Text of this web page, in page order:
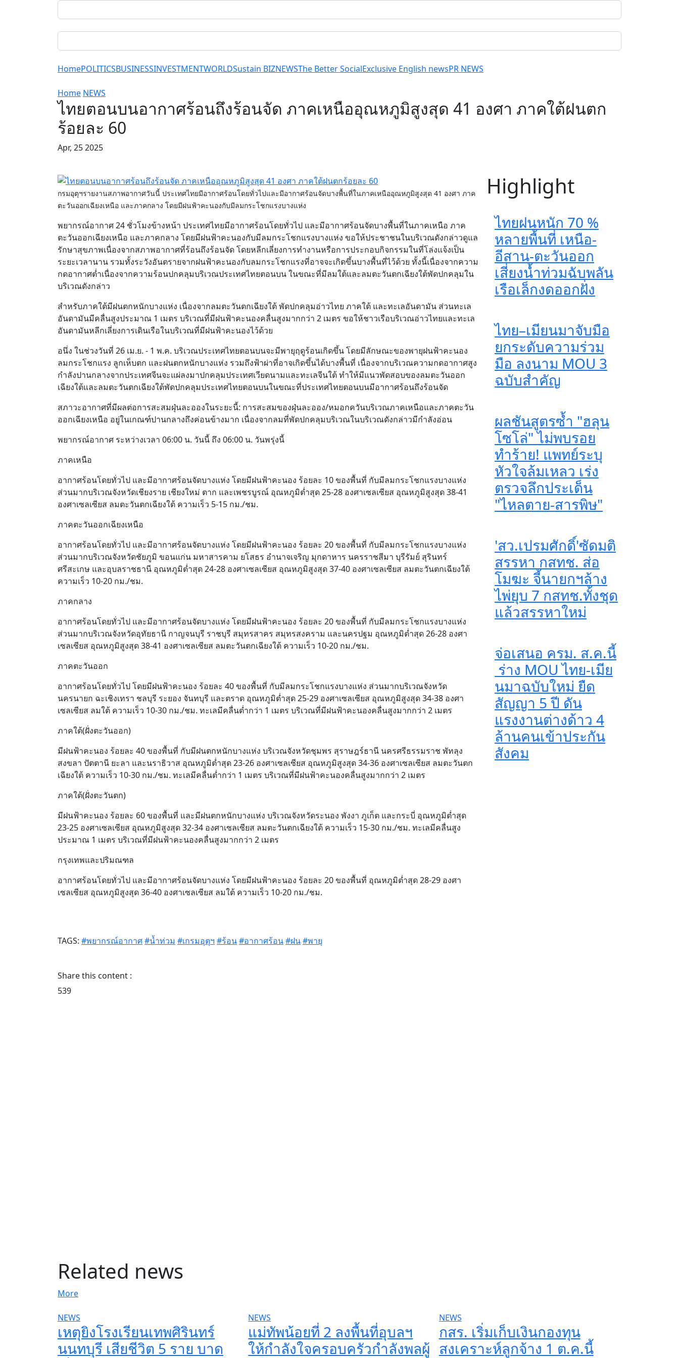
HomePOLITICSBUSINESSINVESTMENTWORLDSustain BIZNEWSThe Better SocialExclusive English newsPR NEWS
Home NEWS
ไทยตอนบนอากาศร้อนถึงร้อนจัด ภาคเหนืออุณหภูมิสูงสุด 41 องศา ภาคใต้ฝนตก
ร้อยละ 60
Apr, 25 2025
กรมอุตุฯรายงานสภาพอากาศวันนี้ ประเทศไทยมีอากาศร้อนโดยทั่วไปและมีอากาศร้อนจัดบางพื้นที่ในภาคเหนืออุณหภูมิสูงสุด 41 องศา ภาค
ตะวันออกเฉียงเหนือ และภาคกลาง โดยมีฝนฟ้าคะนองกับมีลมกระโชกแรงบางแห่ง
พยากรณ์อากาศ 24 ชั่วโมงข้างหน้า ประเทศไทยมีอากาศร้อนโดยทั่วไป และมีอากาศร้อนจัดบางพื้นที่ในภาคเหนือ ภาค
ตะวันออกเฉียงเหนือ และภาคกลาง โดยมีฝนฟ้าคะนองกับมีลมกระโชกแรงบางแห่ง ขอให้ประชาชนในบริเวณดังกล่าวดูแล
รักษาสุขภาพเนื่องจากสภาพอากาศที่ร้อนถึงร้อนจัด โดยหลีกเลี่ยงการทำงานหรือการประกอบกิจกรรมในที่โล่งแจ้งเป็น
ระยะเวลานาน รวมทั้งระวังอันตรายจากฝนฟ้าคะนองกับลมกระโชกแรงที่อาจจะเกิดขึ้นบางพื้นที่ไว้ด้วย ทั้งนี้เนื่องจากความ
กดอากาศต่ำเนื่องจากความร้อนปกคลุมบริเวณประเทศไทยตอนบน ในขณะที่มีลมใต้และลมตะวันตกเฉียงใต้พัดปกคลุมใน
บริเวณดังกล่าว
สำหรับภาคใต้มีฝนตกหนักบางแห่ง เนื่องจากลมตะวันตกเฉียงใต้ พัดปกคลุมอ่าวไทย ภาคใต้ และทะเลอันดามัน ส่วนทะเล
อันดามันมีคลื่นสูงประมาณ 1 เมตร บริเวณที่มีฝนฟ้าคะนองคลื่นสูงมากกว่า 2 เมตร ขอให้ชาวเรือบริเวณอ่าวไทยและทะเล
อันดามันหลีกเลี่ยงการเดินเรือในบริเวณที่มีฝนฟ้าคะนองไว้ด้วย
อนึ่ง ในช่วงวันที่ 26 เม.ย. - 1 พ.ค. บริเวณประเทศไทยตอนบนจะมีพายุฤดูร้อนเกิดขึ้น โดยมีลักษณะของพายุฝนฟ้าคะนอง
ลมกระโชกแรง ลูกเห็บตก และฝนตกหนักบางแห่ง รวมถึงฟ้าผ่าที่อาจเกิดขึ้นได้บางพื้นที่ เนื่องจากบริเวณความกดอากาศสูง
กำลังปานกลางจากประเทศจีนจะแผ่ลงมาปกคลุมประเทศเวียดนามและทะเลจีนใต้ ทำให้มีแนวพัดสอบของลมตะวันออก
เฉียงใต้และลมตะวันตกเฉียงใต้พัดปกคลุมประเทศไทยตอนบนในขณะที่ประเทศไทยตอนบนมีอากาศร้อนถึงร้อนจัด
สภาวะอากาศที่มีผลต่อการสะสมฝุ่นละอองในระยะนี้: การสะสมของฝุ่นละออง/หมอกควันบริเวณภาคเหนือและภาคตะวัน
ออกเฉียงเหนือ อยู่ในเกณฑ์ปานกลางถึงค่อนข้างมาก เนื่องจากลมที่พัดปกคลุมบริเวณในบริเวณดังกล่าวมีกำลังอ่อน
พยากรณ์อากาศ ระหว่างเวลา 06:00 น. วันนี้ ถึง 06:00 น. วันพรุ่งนี้
ภาคเหนือ
อากาศร้อนโดยทั่วไป และมีอากาศร้อนจัดบางแห่ง โดยมีฝนฟ้าคะนอง ร้อยละ 10 ของพื้นที่ กับมีลมกระโชกแรงบางแห่ง
ส่วนมากบริเวณจังหวัดเชียงราย เชียงใหม่ ตาก และเพชรบูรณ์ อุณหภูมิต่ำสุด 25-28 องศาเซลเซียส อุณหภูมิสูงสุด 38-41
องศาเซลเซียส ลมตะวันตกเฉียงใต้ ความเร็ว 5-15 กม./ชม.
ภาคตะวันออกเฉียงเหนือ
อากาศร้อนโดยทั่วไป และมีอากาศร้อนจัดบางแห่ง โดยมีฝนฟ้าคะนอง ร้อยละ 20 ของพื้นที่ กับมีลมกระโชกแรงบางแห่ง
ส่วนมากบริเวณจังหวัดชัยภูมิ ขอนแก่น มหาสารคาม ยโสธร อำนาจเจริญ มุกดาหาร นครราชสีมา บุรีรัมย์ สุรินทร์
ศรีสะเกษ และอุบลราชธานี อุณหภูมิต่ำสุด 24-28 องศาเซลเซียส อุณหภูมิสูงสุด 37-40 องศาเซลเซียส ลมตะวันตกเฉียงใต้
ความเร็ว 10-20 กม./ชม.
ภาคกลาง
อากาศร้อนโดยทั่วไป และมีอากาศร้อนจัดบางแห่ง โดยมีฝนฟ้าคะนอง ร้อยละ 20 ของพื้นที่ กับมีลมกระโชกแรงบางแห่ง
ส่วนมากบริเวณจังหวัดอุทัยธานี กาญจนบุรี ราชบุรี สมุทรสาคร สมุทรสงคราม และนครปฐม อุณหภูมิต่ำสุด 26-28 องศา
เซลเซียส อุณหภูมิสูงสุด 38-41 องศาเซลเซียส ลมตะวันตกเฉียงใต้ ความเร็ว 10-20 กม./ชม.
ภาคตะวันออก
อากาศร้อนโดยทั่วไป โดยมีฝนฟ้าคะนอง ร้อยละ 40 ของพื้นที่ กับมีลมกระโชกแรงบางแห่ง ส่วนมากบริเวณจังหวัด
นครนายก ฉะเชิงเทรา ชลบุรี ระยอง จันทบุรี และตราด อุณหภูมิต่ำสุด 25-29 องศาเซลเซียส อุณหภูมิสูงสุด 34-38 องศา
เซลเซียส ลมใต้ ความเร็ว 10-30 กม./ชม. ทะเลมีคลื่นต่ำกว่า 1 เมตร บริเวณที่มีฝนฟ้าคะนองคลื่นสูงมากกว่า 2 เมตร
ภาคใต้(ฝั่งตะวันออก)
มีฝนฟ้าคะนอง ร้อยละ 40 ของพื้นที่ กับมีฝนตกหนักบางแห่ง บริเวณจังหวัดชุมพร สุราษฎร์ธานี นครศรีธรรมราช พัทลุง
สงขลา ปัตตานี ยะลา และนราธิวาส อุณหภูมิต่ำสุด 23-26 องศาเซลเซียส อุณหภูมิสูงสุด 34-36 องศาเซลเซียส ลมตะวันตก
เฉียงใต้ ความเร็ว 10-30 กม./ชม. ทะเลมีคลื่นต่ำกว่า 1 เมตร บริเวณที่มีฝนฟ้าคะนองคลื่นสูงมากกว่า 2 เมตร
ภาคใต้(ฝั่งตะวันตก)
มีฝนฟ้าคะนอง ร้อยละ 60 ของพื้นที่ และมีฝนตกหนักบางแห่ง บริเวณจังหวัดระนอง พังงา ภูเก็ต และกระบี่ อุณหภูมิต่ำสุด
23-25 องศาเซลเซียส อุณหภูมิสูงสุด 32-34 องศาเซลเซียส ลมตะวันตกเฉียงใต้ ความเร็ว 15-30 กม./ชม. ทะเลมีคลื่นสูง
ประมาณ 1 เมตร บริเวณที่มีฝนฟ้าคะนองคลื่นสูงมากกว่า 2 เมตร
กรุงเทพและปริมณฑล
อากาศร้อนโดยทั่วไป และมีอากาศร้อนจัดบางแห่ง โดยมีฝนฟ้าคะนอง ร้อยละ 20 ของพื้นที่ อุณหภูมิต่ำสุด 28-29 องศา
เซลเซียส อุณหภูมิสูงสุด 36-40 องศาเซลเซียส ลมใต้ ความเร็ว 10-20 กม./ชม.
TAGS: #พยากรณ์อากาศ#น้ำท่วม #เกรมอุตุฯ #ร้อน#อากาศร้อน#ฝน#พายุ
Share this content :
539
Highlight
ไทยฝนหนัก 70 %
หลายพื้นที่ เหนือ-
อีสาน-ตะวันออก
เสี่ยงน้ำท่วมฉับพลัน
เรือเล็กงดออกฝั่ง
ไทย–เมียนมาจับมือ
ยกระดับความร่วม
มือ ลงนาม MOU 3
ฉบับสำคัญ
ผลชันสูตรซ้ำ "ฮลุน
โซโล่" ไม่พบรอย
ทำร้าย! แพทย์ระบุ
หัวใจล้มเหลว เร่ง
ตรวจลึกประเด็น
"ไหลตาย-สารพิษ"
'สว.เปรมศักดิ์'ซัดมติ
สรรหา กสทช. ส่อ
โมฆะ จี้นายกฯล้าง
ไพ่ยุบ 7 กสทช.ทั้งชุด
แล้วสรรหาใหม่
จ่อเสนอ ครม. ส.ค.นี้
ร่าง MOU ไทย-เมีย
นมาฉบับใหม่ ยืด
สัญญา 5 ปี ดัน
แรงงานต่างด้าว 4
ล้านคนเข้าประกัน
สังคม
Related news
More
NEWS
เหตุยิงโรงเรียนเทพศิรินทร์
นนทบุรี เสียชีวิต 5 ราย บาด
NEWS
แม่ทัพน้อยที่ 2 ลงพื้นที่อุบลฯ
ให้กำลังใจครอบครัวกำลังพลผู้
NEWS
กสร. เริ่มเก็บเงินกองทุน
สงเคราะห์ลูกจ้าง 1 ต.ค.นี้